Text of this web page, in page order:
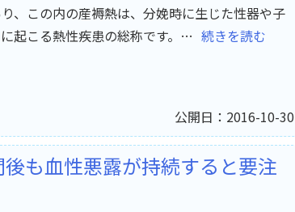
、この内の産褥熱は、分娩時に生じた性器や子
起こる熱性疾患の総称です。… 続きを読む
公開日：2016-10-30
も血性悪露が持続すると要注